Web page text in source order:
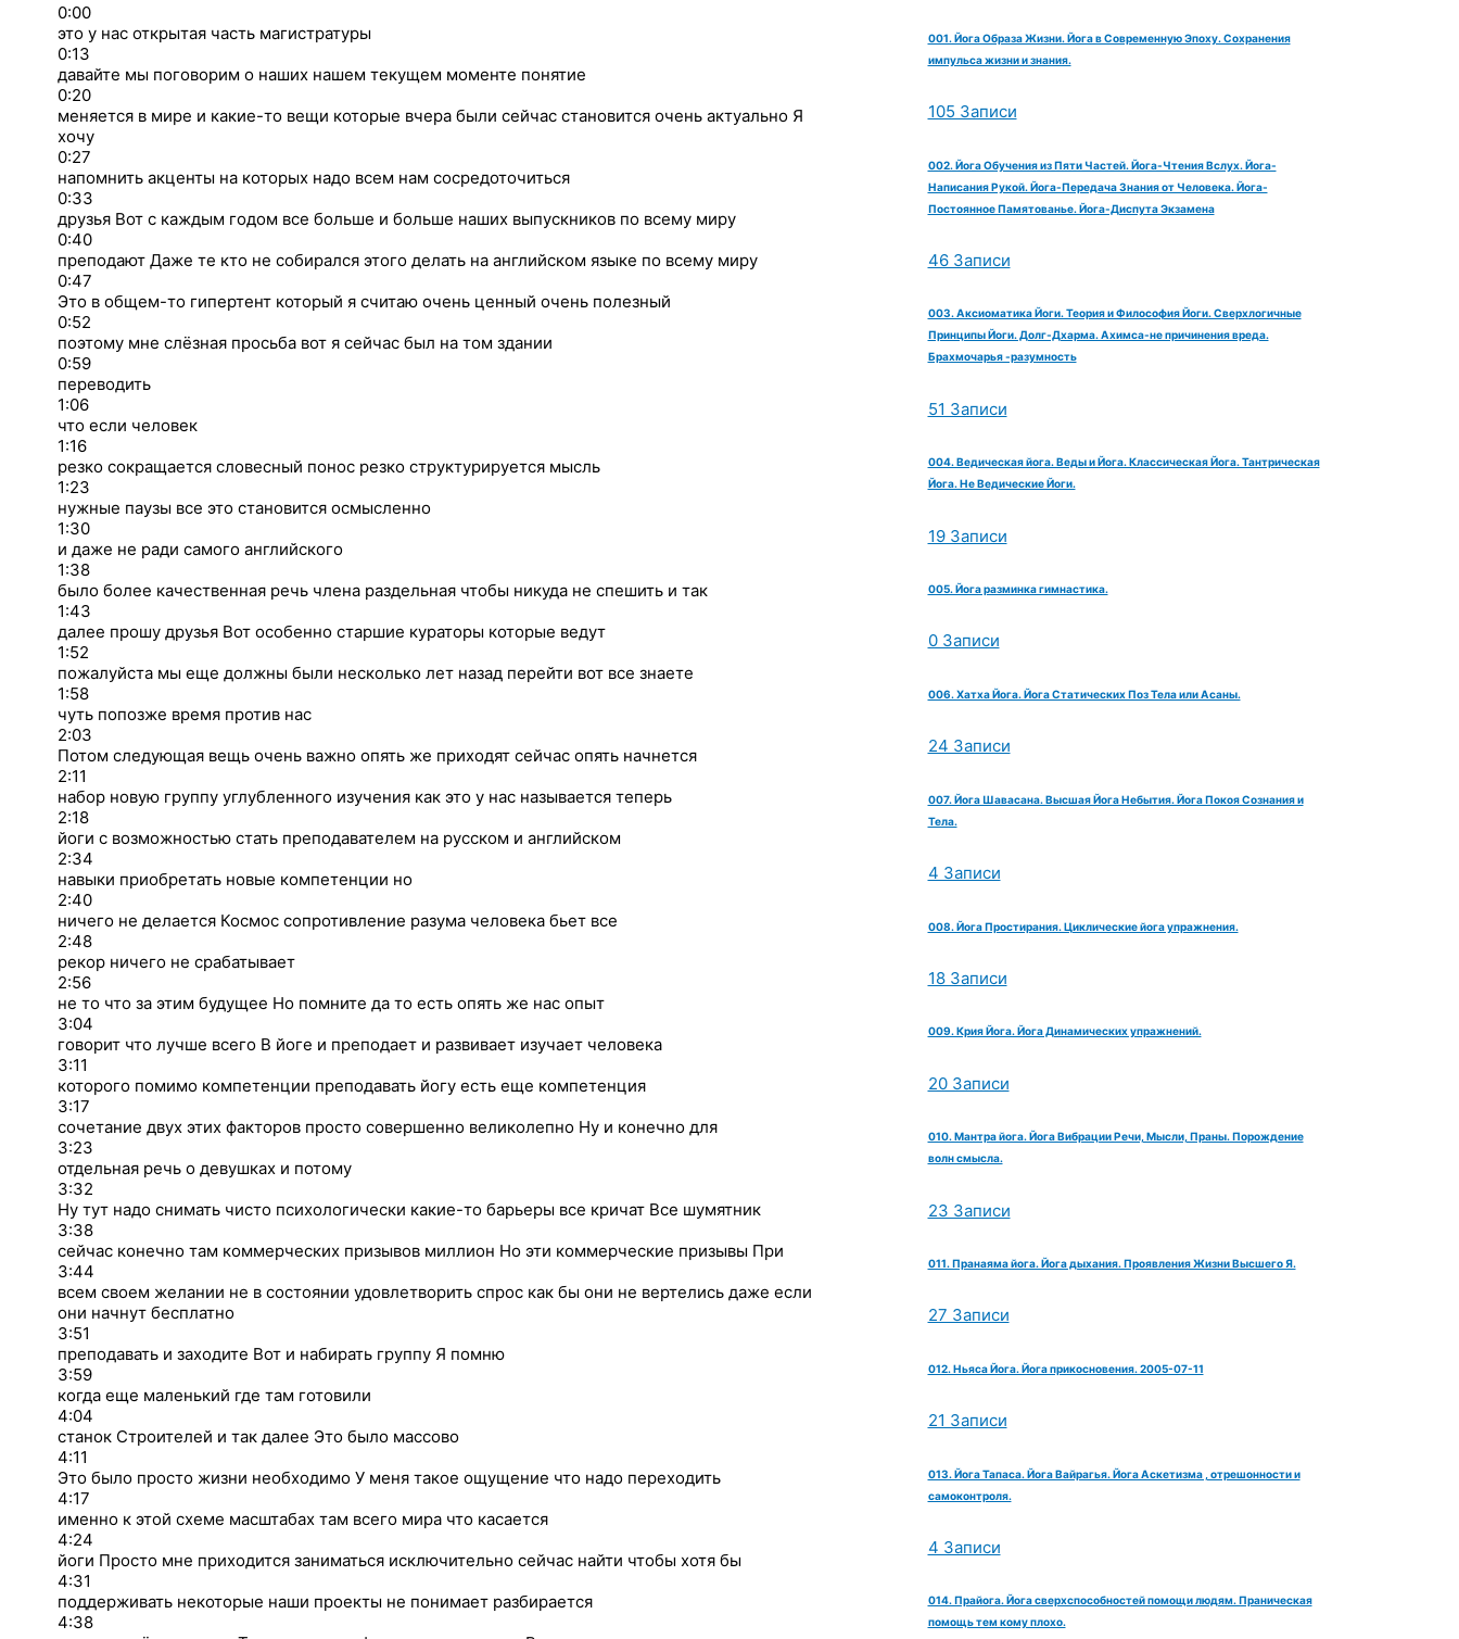
0:00
это у нас открытая часть магистратуры
0:13
давайте мы поговорим о наших нашем текущем моменте понятие
0:20
меняется в мире и какие-то вещи которые вчера были сейчас становится очень актуально Я
хочу
0:27
напомнить акценты на которых надо всем нам сосредоточиться
0:33
друзья Вот с каждым годом все больше и больше наших выпускников по всему миру
0:40
преподают Даже те кто не собирался этого делать на английском языке по всему миру
0:47
Это в общем-то гипертент который я считаю очень ценный очень полезный
0:52
поэтому мне слёзная просьба вот я сейчас был на том здании
0:59
переводить
1:06
что если человек
1:16
резко сокращается словесный понос резко структурируется мысль
1:23
нужные паузы все это становится осмысленно
1:30
и даже не ради самого английского
1:38
было более качественная речь члена раздельная чтобы никуда не спешить и так
1:43
далее прошу друзья Вот особенно старшие кураторы которые ведут
1:52
пожалуйста мы еще должны были несколько лет назад перейти вот все знаете
1:58
чуть попозже время против нас
2:03
Потом следующая вещь очень важно опять же приходят сейчас опять начнется
2:11
набор новую группу углубленного изучения как это у нас называется теперь
2:18
йоги с возможностью стать преподавателем на русском и английском
2:34
навыки приобретать новые компетенции но
2:40
ничего не делается Космос сопротивление разума человека бьет все
2:48
рекор ничего не срабатывает
2:56
не то что за этим будущее Но помните да то есть опять же нас опыт
3:04
говорит что лучше всего В йоге и преподает и развивает изучает человека
3:11
которого помимо компетенции преподавать йогу есть еще компетенция
3:17
сочетание двух этих факторов просто совершенно великолепно Ну и конечно для
3:23
отдельная речь о девушках и потому
3:32
Ну тут надо снимать чисто психологически какие-то барьеры все кричат Все шумятник
3:38
сейчас конечно там коммерческих призывов миллион Но эти коммерческие призывы При
3:44
всем своем желании не в состоянии удовлетворить спрос как бы они не вертелись даже если
они начнут бесплатно
3:51
преподавать и заходите Вот и набирать группу Я помню
3:59
когда еще маленький где там готовили
4:04
станок Строителей и так далее Это было массово
4:11
Это было просто жизни необходимо У меня такое ощущение что надо переходить
4:17
именно к этой схеме масштабах там всего мира что касается
4:24
йоги Просто мне приходится заниматься исключительно сейчас найти чтобы хотя бы
4:31
поддерживать некоторые наши проекты не понимает разбирается
4:38
001. Йога Образа Жизни. Йога в Современную Эпоху. Сохранения
импульса жизни и знания.
105 Записи
002. Йога Обучения из Пяти Частей. Йога-Чтения Вслух. Йога-
Написания Рукой. Йога-Передача Знания от Человека. Йога-
Постоянное Памятованье. Йога-Диспута Экзамена
46 Записи
003. Аксиоматика Йоги. Теория и Философия Йоги. Сверхлогичные
Принципы Йоги. Долг-Дхарма. Ахимса-не причинения вреда.
Брахмочарья -разумность
51 Записи
004. Ведическая йога. Веды и Йога. Классическая Йога. Тантрическая
Йога. Не Ведические Йоги.
19 Записи
005. Йога разминка гимнастика.
0 Записи
006. Хатха Йога. Йога Статических Поз Тела или Асаны.
24 Записи
007. Йога Шавасана. Высшая Йога Небытия. Йога Покоя Сознания и
Тела.
4 Записи
008. Йога Простирания. Циклические йога упражнения.
18 Записи
009. Крия Йога. Йога Динамических упражнений.
20 Записи
010. Мантра йога. Йога Вибрации Речи, Мысли, Праны. Порождение
волн смысла.
23 Записи
011. Пранаяма йога. Йога дыхания. Проявления Жизни Высшего Я.
27 Записи
012. Ньяса Йога. Йога прикосновения. 2005-07-11
21 Записи
013. Йога Тапаса. Йога Вайрагья. Йога Аскетизма , отрешонности и
самоконтроля.
4 Записи
014. Прайога. Йога сверхспособностей помощи людям. Праническая
помощь тем кому плохо.